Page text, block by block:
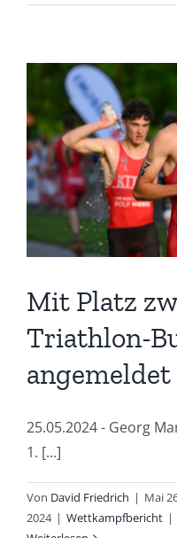
Mit Platz
Triathlon-
angemeldet
25.05.2024 - Georg
1. [...]
Von David Friedrich | Mai
2024 | Wettkampfbericht |